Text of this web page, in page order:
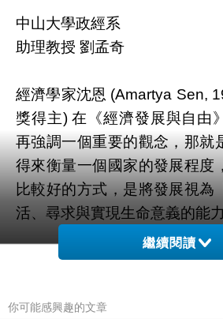
中山大學政經系
助理教授 劉孟奇
經濟學家沈恩 (Amartya Sen,
獎得主) 在《經濟發展與自由
再強調一個重要的觀念，那就
得來衡量一個國家的發展程度
比較好的方式，是將發展視為
活、尋求與實現生命意義的能
沈恩的定義，與單純根據「個
「教育程度提高」是明顯而
繼續閱讀
你可能感興趣的文章